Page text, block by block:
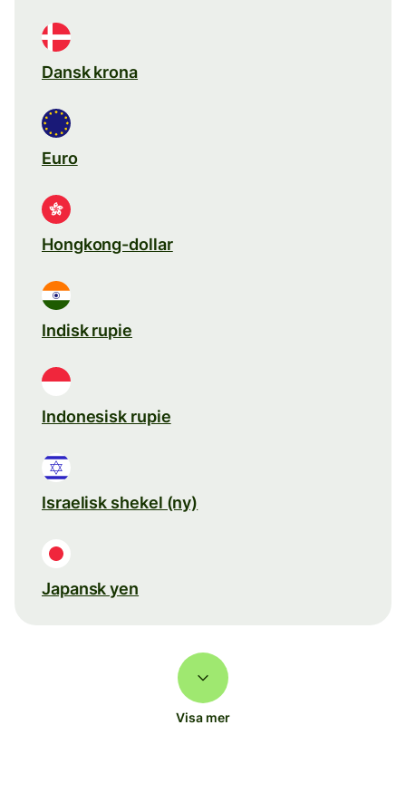
Dansk krona
Euro
Hongkong-dollar
Indisk rupie
Indonesisk rupie
Israelisk shekel (ny)
Japansk yen
Visa mer